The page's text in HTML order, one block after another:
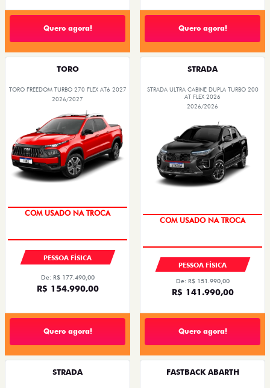
Quero agora! Quero agora!
TORO
TORO FREEDOM TURBO 270 FLEX AT6 2027
2026/2027
PESSOA FÍSICA
De: R$ 177.490,00
R$ 154.990,00
Quero agora!
STRADA
STRADA ULTRA CABINE DUPLA TURBO 200
AT FLEX 2026
2026/2026
PESSOA FÍSICA
De: R$ 151.990,00
R$ 141.990,00
Quero agora!
STRADA FASTBACK ABARTH